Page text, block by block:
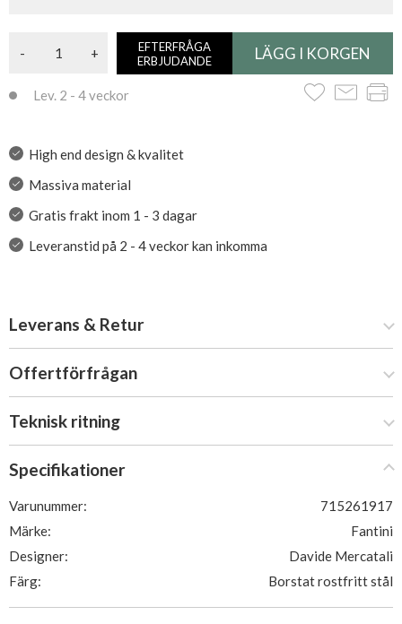
- +
EFTERFRÅGA
ERBJUDANDE
Lev. 2 - 4 veckor
High end design & kvalitet
Massiva material
Gratis frakt inom 1 - 3 dagar
Leveranstid på 2 - 4 veckor kan inkomma
Leverans & Retur
Offertförfrågan
Teknisk ritning
Specifikationer
Varunummer:
715261917
Märke:
Fantini
Designer:
Davide Mercatali
Färg:
Borstat rostfritt stål